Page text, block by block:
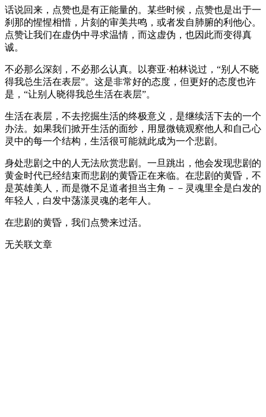
话说回来，点赞也是有正能量的。某些时候，点赞也是出于一
刹那的惺惺相惜，片刻的审美共鸣，或者发自肺腑的利他心。
点赞让我们在虚伪中寻求温情，而这虚伪，也因此而变得真
诚。
不必那么深刻，不必那么认真。以赛亚·柏林说过，“别人不晓
得我总生活在表层”。这是非常好的态度，但更好的态度也许
是，“让别人晓得我总生活在表层”。
生活在表层，不去挖掘生活的终极意义，是继续活下去的一个
办法。如果我们掀开生活的面纱，用显微镜观察他人和自己心
灵中的每一个结构，生活很可能就此成为一个悲剧。
身处悲剧之中的人无法欣赏悲剧。一旦跳出，他会发现悲剧的
黄金时代已经结束而悲剧的黄昏正在来临。在悲剧的黄昏，不
是英雄美人，而是微不足道者担当主角－－灵魂里全是白发的
年轻人，白发中荡漾灵魂的老年人。
在悲剧的黄昏，我们点赞来过活。
无关联文章